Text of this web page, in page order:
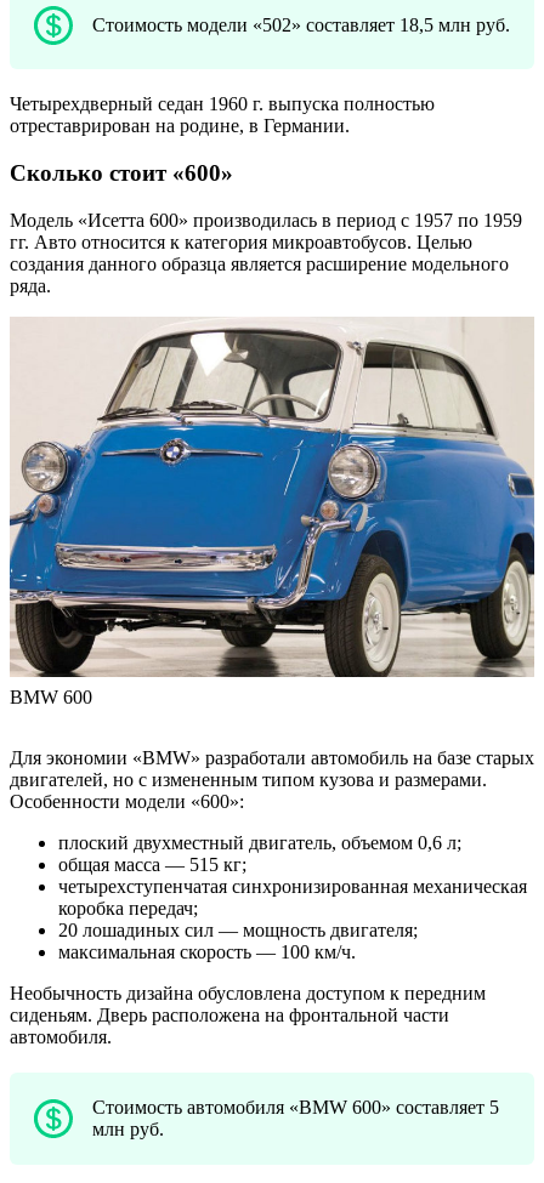
Стоимость модели «502» составляет 18,5 млн руб.
Четырехдверный седан 1960 г. выпуска полностью
отреставрирован на родине, в Германии.
Сколько стоит «600»
Модель «Исетта 600» производилась в период с 1957 по 1959
гг. Авто относится к категория микроавтобусов. Целью
создания данного образца является расширение модельного
ряда.
BMW 600
Для экономии «BMW» разработали автомобиль на базе старых
двигателей, но с измененным типом кузова и размерами.
Особенности модели «600»:
плоский двухместный двигатель, объемом 0,6 л;
общая масса — 515 кг;
четырехступенчатая синхронизированная механическая
коробка передач;
20 лошадиных сил — мощность двигателя;
максимальная скорость — 100 км/ч.
Необычность дизайна обусловлена доступом к передним
сиденьям. Дверь расположена на фронтальной части
автомобиля.
Стоимость автомобиля «BMW 600» составляет 5
млн руб.